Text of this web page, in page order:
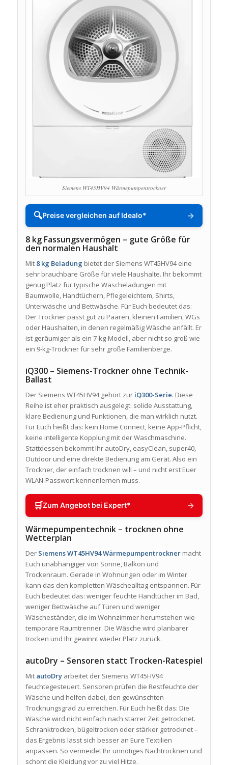
Siemens WT45HV94 Wärmepumpentrockner
🔍Preise vergleichen auf Idealo* →
8 kg Fassungsvermögen – gute Größe für
den normalen Haushalt
Mit 8 kg Beladung bietet der Siemens WT45HV94 eine
sehr brauchbare Größe für viele Haushalte. Ihr bekommt
genug Platz für typische Wäscheladungen mit
Baumwolle, Handtüchern, Pflegeleichtem, Shirts,
Unterwäsche und Bettwäsche. Für Euch bedeutet das:
Der Trockner passt gut zu Paaren, kleinen Familien, WGs
oder Haushalten, in denen regelmäßig Wäsche anfällt. Er
ist geräumiger als ein 7-kg-Modell, aber nicht so groß wie
ein 9-kg-Trockner für sehr große Familienberge.
iQ300 – Siemens-Trockner ohne Technik-
Ballast
Der Siemens WT45HV94 gehört zur iQ300-Serie. Diese
Reihe ist eher praktisch ausgelegt: solide Ausstattung,
klare Bedienung und Funktionen, die man wirklich nutzt.
Für Euch heißt das: kein Home Connect, keine App-Pflicht,
keine intelligente Kopplung mit der Waschmaschine.
Stattdessen bekommt Ihr autoDry, easyClean, super40,
Outdoor und eine direkte Bedienung am Gerät. Also ein
Trockner, der einfach trocknen will – und nicht erst Euer
WLAN-Passwort kennenlernen muss.
🛒Zum Angebot bei Expert* →
Wärmepumpentechnik – trocknen ohne
Wetterplan
Der Siemens WT45HV94 Wärmepumpentrocknermacht
Euch unabhängiger von Sonne, Balkon und
Trockenraum. Gerade in Wohnungen oder im Winter
kann das den kompletten Wäschealltag entspannen. Für
Euch bedeutet das: weniger feuchte Handtücher im Bad,
weniger Bettwäsche auf Türen und weniger
Wäscheständer, die im Wohnzimmer herumstehen wie
temporäre Raumtrenner. Die Wäsche wird planbarer
trocken und Ihr gewinnt wieder Platz zurück.
autoDry – Sensoren statt Trocken-Ratespiel
Mit autoDryarbeitet der Siemens WT45HV94
feuchtegesteuert. Sensoren prüfen die Restfeuchte der
Wäsche und helfen dabei, den gewünschten
Trocknungsgrad zu erreichen. Für Euch heißt das: Die
Wäsche wird nicht einfach nach starrer Zeit getrocknet.
Schranktrocken, bügeltrocken oder stärker getrocknet –
das Ergebnis lässt sich besser an Eure Textilien
anpassen. So vermeidet Ihr unnötiges Nachtrocknen und
schont die Kleidung vor zu viel Hitze.